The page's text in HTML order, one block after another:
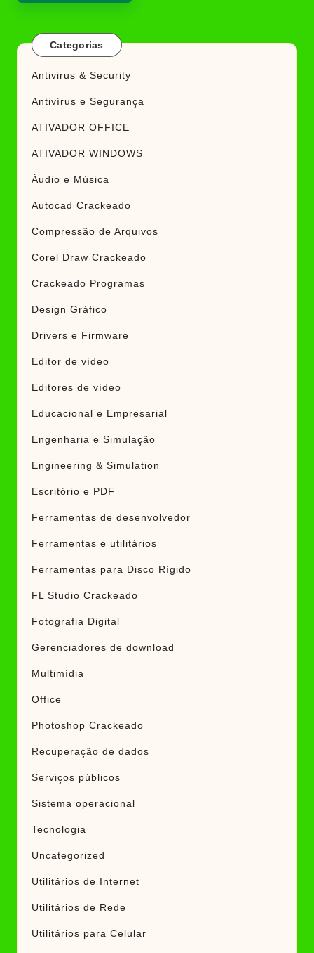
Categorias
Antivirus & Security
Antivírus e Segurança
ATIVADOR OFFICE
ATIVADOR WINDOWS
Áudio e Música
Autocad Crackeado
Compressão de Arquivos
Corel Draw Crackeado
Crackeado Programas
Design Gráfico
Drivers e Firmware
Editor de vídeo
Editores de vídeo
Educacional e Empresarial
Engenharia e Simulação
Engineering & Simulation
Escritório e PDF
Ferramentas de desenvolvedor
Ferramentas e utilitários
Ferramentas para Disco Rígido
FL Studio Crackeado
Fotografia Digital
Gerenciadores de download
Multimídia
Office
Photoshop Crackeado
Recuperação de dados
Serviços públicos
Sistema operacional
Tecnologia
Uncategorized
Utilitários de Internet
Utilitários de Rede
Utilitários para Celular